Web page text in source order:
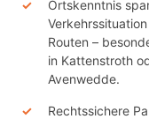
Ortskenntnis
Routen –
in Kattenstroth
Avenwedde.
Rechtssichere